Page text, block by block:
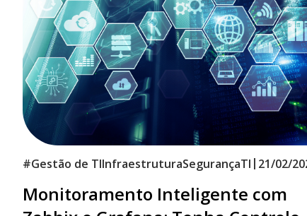
#Gestão de TIInfraestruturaSegurançaTI | 21/02/
Monitoramento Inteligente com